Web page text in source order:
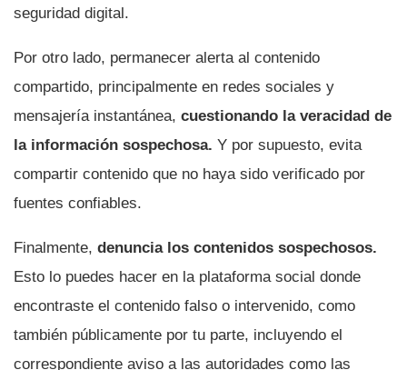
seguridad digital.
Por otro lado, permanecer alerta al contenido
compartido, principalmente en redes sociales y
mensajería instantánea, cuestionando la veracidad de
la información sospechosa. Y por supuesto, evita
compartir contenido que no haya sido verificado por
fuentes confiables.
Finalmente, denuncia los contenidos sospechosos.
Esto lo puedes hacer en la plataforma social donde
encontraste el contenido falso o intervenido, como
también públicamente por tu parte, incluyendo el
correspondiente aviso a las autoridades como las